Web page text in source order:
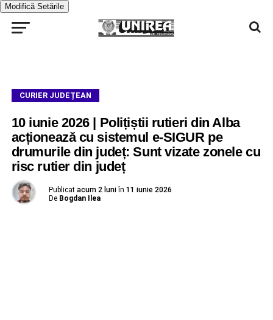
Modifică Setările
CURIER JUDEȚEAN
10 iunie 2026 | Polițiștii rutieri din Alba
acționează cu sistemul e-SIGUR pe
drumurile din județ: Sunt vizate zonele cu
risc rutier din județ
Publicat acum 2 luni în 11 iunie 2026
De Bogdan Ilea